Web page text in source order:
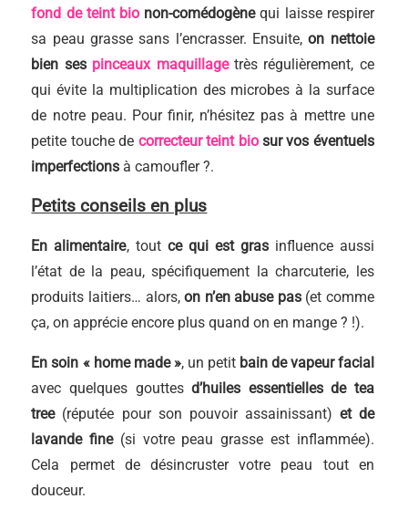
fond de teint bio non-comédogènequi laisse respirer
sa peau grasse sans l’encrasser. Ensuite,on nettoie
bien ses pinceaux maquillagetrès régulièrement, ce
qui évite la multiplication des microbes à la surface
de notre peau. Pour finir, n’hésitez pas à mettre une
petite touche de correcteur teint bio sur vos éventuels
imperfections à camoufler ?.
Petits conseils en plus
En alimentaire, tout ce qui est grasinfluence aussi
l’état de la peau, spécifiquement la charcuterie, les
produits laitiers… alors,on n’en abuse pas(et comme
ça, on apprécie encore plus quand on en mange ? !).
En soin « home made », un petit bain de vapeur facial
avec quelques gouttesd’huiles essentielles de tea
tree(réputée pour son pouvoir assainissant) et de
lavande fine(si votre peau grasse est inflammée).
Cela permet de désincruster votre peau tout en
douceur.